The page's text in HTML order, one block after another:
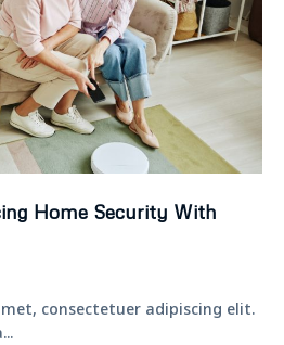
Home Security With
consectetuer adipiscing elit.